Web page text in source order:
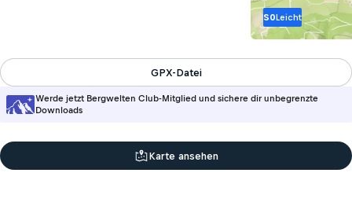
S0Leicht
Werde jetzt Bergwelten Club-Mitglied und sichere dir unbegrenzte
Downloads
GPX-Datei
Karte ansehen